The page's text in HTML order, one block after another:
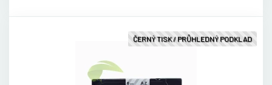
ČERNÝ TISK / PRŮHLEDNÝ PODKLAD